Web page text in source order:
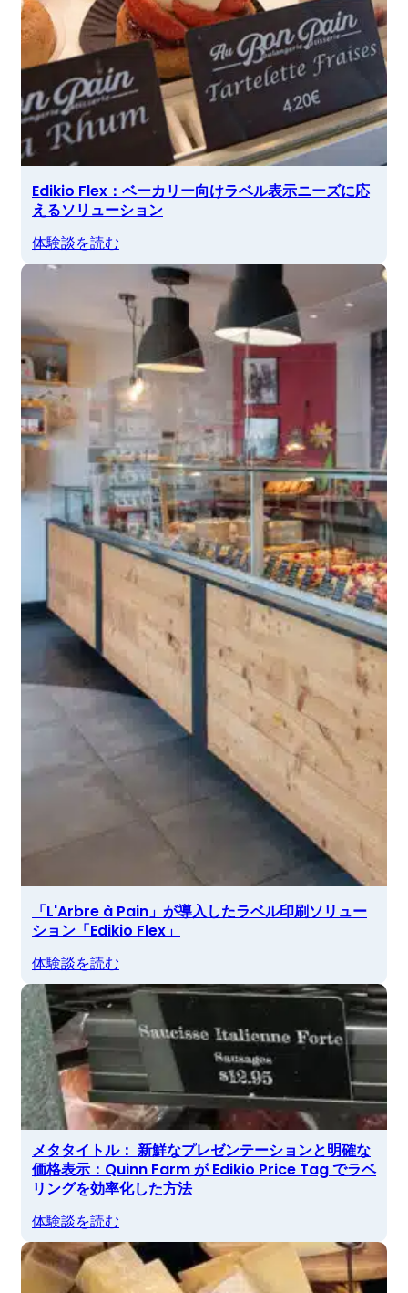
Edikio Flex：ベーカリー向けラベル表示ニーズに応
えるソリューション
体験談を読む
「L'Arbre à Pain」が導入したラベル印刷ソリュー
ション「Edikio Flex」
体験談を読む
メタタイトル： 新鮮なプレゼンテーションと明確な
価格表示：Quinn Farm が Edikio Price Tag でラベ
リングを効率化した方法
体験談を読む